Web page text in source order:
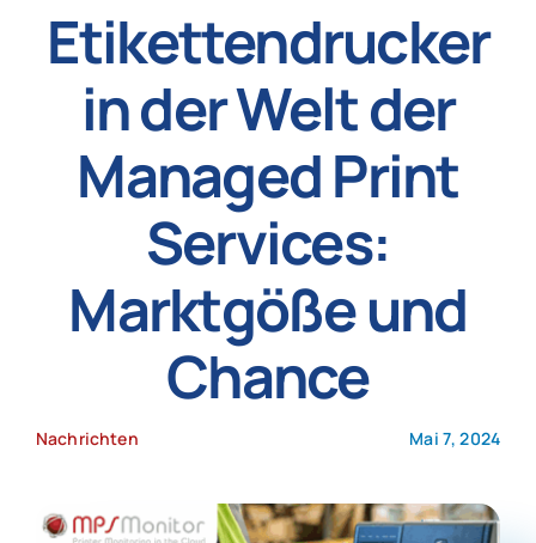
Ressourcen
Unternehmen
Neuigkeiten
Etikettendrucker
in der Welt der
Managed Print
Services:
Marktgöße und
Chance
Nachrichten Mai 7, 2024